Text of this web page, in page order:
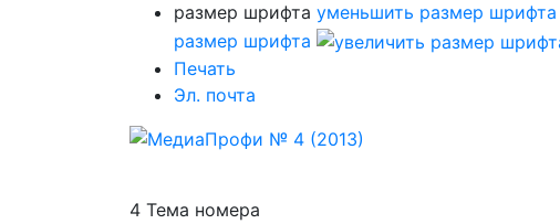
размер шрифта уменьшить размер шрифта
размер шрифта
Печать
Эл. почта
4 Тема номера